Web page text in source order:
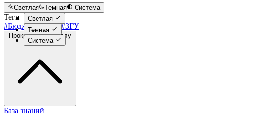
Светлая Темная
Система
Светлая
Темная
Система
Теги
#Бюджет#ЕФС-1#ЗГУ
Прокрутить к началу
База знаний